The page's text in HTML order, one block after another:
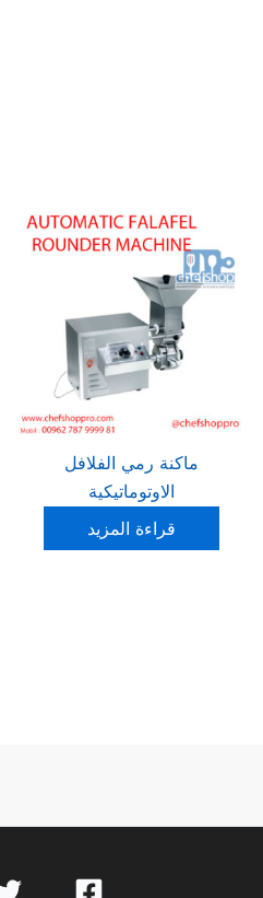
ماكنة رمي الفلافل
الاوتوماتيكية
قراءة المزيد